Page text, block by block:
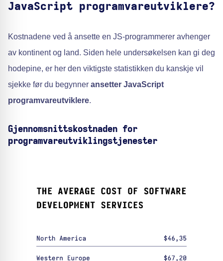
JavaScript programvareutviklere?
Kostnadene ved å ansette en JS-programmerer avhenger
av kontinent og land. Siden hele undersøkelsen kan gi deg
hodepine, er her den viktigste statistikken du kanskje vil
sjekke før du begynner ansetter JavaScript
programvareutviklere.
Gjennomsnittskostnaden for
programvareutviklingstjenester